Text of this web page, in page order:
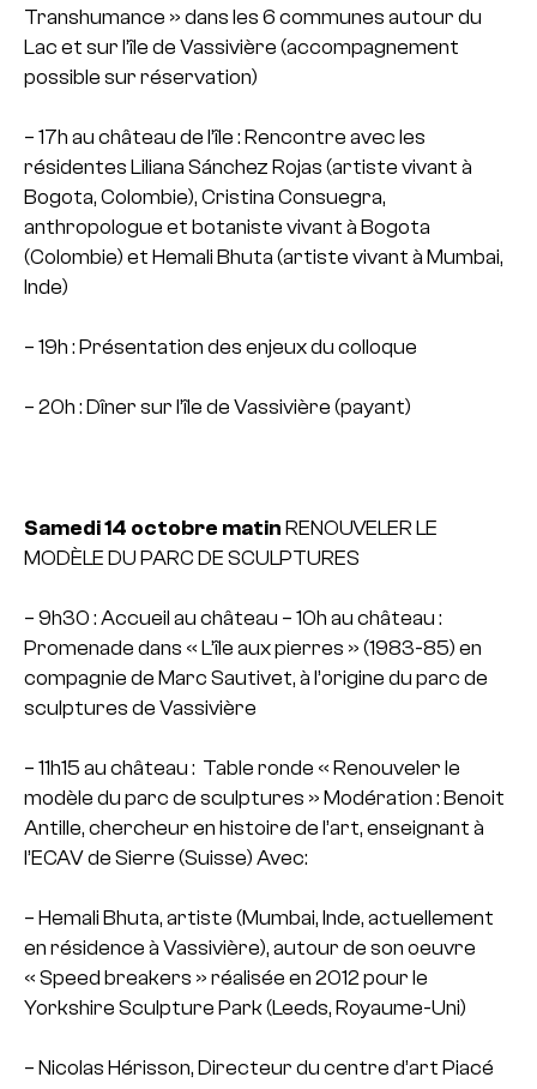
Transhumance » dans les 6 communes autour du
Lac et sur l’île de Vassivière (accompagnement
possible sur réservation)
– 17h au château de l’île : Rencontre avec les
résidentes Liliana Sánchez Rojas (artiste vivant à
Bogota, Colombie), Cristina Consuegra,
anthropologue et botaniste vivant à Bogota
(Colombie) et Hemali Bhuta (artiste vivant à Mumbai,
Inde)
– 19h : Présentation des enjeux du colloque
– 20h : Dîner sur l’île de Vassivière (payant)
Samedi 14 octobre matin RENOUVELER LE
MODÈLE DU PARC DE SCULPTURES
– 9h30 : Accueil au château – 10h au château :
Promenade dans « L’île aux pierres » (1983-85) en
compagnie de Marc Sautivet, à l’origine du parc de
sculptures de Vassivière
– 11h15 au château : Table ronde « Renouveler le
modèle du parc de sculptures » Modération : Benoit
Antille, chercheur en histoire de l’art, enseignant à
l’ECAV de Sierre (Suisse) Avec:
– Hemali Bhuta, artiste (Mumbai, Inde, actuellement
en résidence à Vassivière), autour de son oeuvre
« Speed breakers » réalisée en 2012 pour le
Yorkshire Sculpture Park (Leeds, Royaume-Uni)
– Nicolas Hérisson, Directeur du centre d’art Piacé